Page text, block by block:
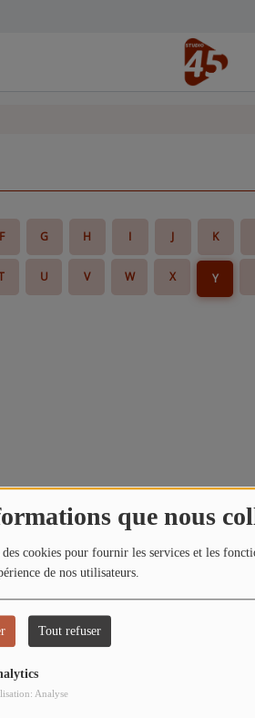
que nous
cookies pour fournir les services et les
de nos utilisateurs.
Tout refuser
Analyse
F G H I J K
U V W X Y